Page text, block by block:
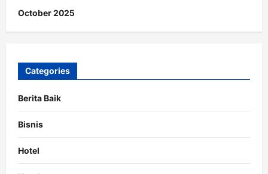
October 2025
Categories
Berita Baik
Bisnis
Hotel